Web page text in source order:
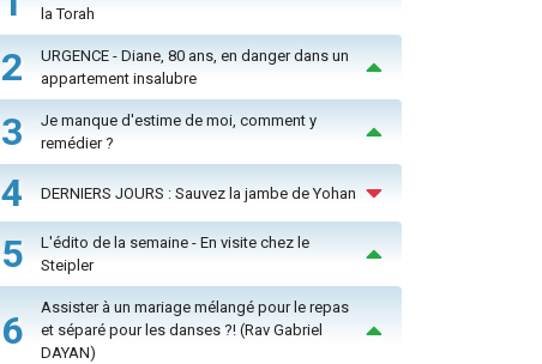
la Torah
2
URGENCE - Diane, 80 ans, en danger dans un
appartement insalubre
3
Je manque d'estime de moi, comment y
remédier ?
4 DERNIERS JOURS : Sauvez la jambe de Yohan
5
L'édito de la semaine - En visite chez le
Steipler
6
Assister à un mariage mélangé pour le repas
et séparé pour les danses ?! (Rav Gabriel
DAYAN)